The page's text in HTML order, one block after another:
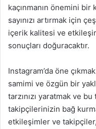
kaçınmanın önemini bir
sayınızı artırmak için
içerik kalitesi ve
sonuçları doğuracaktır.
Instagram’da öne
samimi ve özgün bir
tarzınızı yaratmak ve
takipçilerinizin bağ
etkileşimler ve takipçiler,